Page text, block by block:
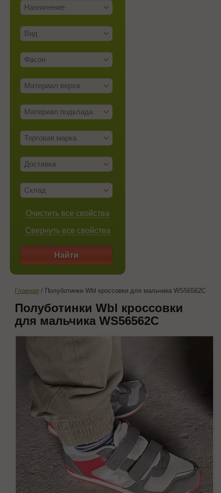
Назначение
Вид
Фасон
Материал верха
Материал подклада
Торговая марка
Доставка
Склад
Очистить все свойства
Свернуть все свойства
Найти
Главная / Полуботинки Wbl кроссовки для мальчика WS56562C
Полуботинки Wbl кроссовки
для мальчика WS56562C